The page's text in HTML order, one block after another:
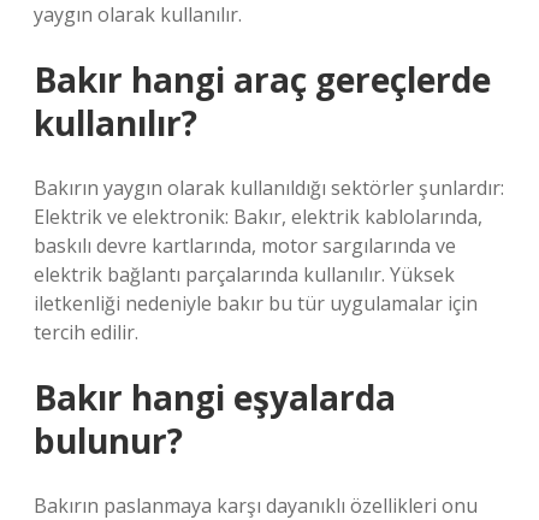
yaygın olarak kullanılır.
Bakır hangi araç gereçlerde
kullanılır?
Bakırın yaygın olarak kullanıldığı sektörler şunlardır:
Elektrik ve elektronik: Bakır, elektrik kablolarında,
baskılı devre kartlarında, motor sargılarında ve
elektrik bağlantı parçalarında kullanılır. Yüksek
iletkenliği nedeniyle bakır bu tür uygulamalar için
tercih edilir.
Bakır hangi eşyalarda
bulunur?
Bakırın paslanmaya karşı dayanıklı özellikleri onu